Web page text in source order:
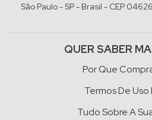
São Paulo - SP - Brasil - CEP
QUER SABER
Por Que
Termos De Uso
Tudo Sobre A